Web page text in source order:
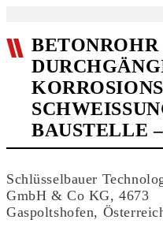
AUSTELLE – …
Schlüsselbauer
GmbH & Co KG, 4673
Gaspoltshofen,